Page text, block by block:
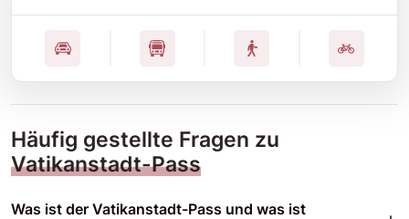
Häufig gestellte Fragen zu
Vatikanstadt-Pass
Was ist der Vatikanstadt-Pass und was ist